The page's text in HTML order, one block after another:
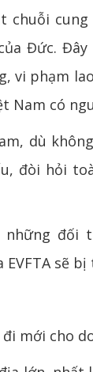
Đức.
vi phạm
Nam có
dù
đòi hỏi
đối
sẽ
mới cho